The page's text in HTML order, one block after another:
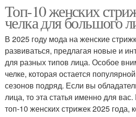
Топ-10 женских
челка для большого
В 2025 году мода на женские
развиваться, предлагая новые и
для разных типов лица. Особое
челке, которая остается
сезонов подряд. Если вы
лица, то эта статья именно для
топ-10 женских стрижек 2025 года,